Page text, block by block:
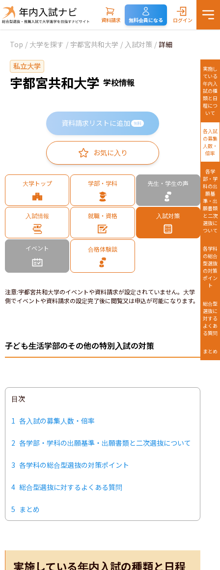
資料請求 無料会員になる ログイン
Top / 大学を探す / 宇都宮共和大学 / 入試対策 / 詳細
私立大学
宇都宮共和大学 学校情報
資料請求リストに追加 無料
お気に入り
大学トップ 学部・学科 先生・学生の声
入試情報 就職・資格 入試対策
イベント 合格体験談
注意:宇都宮共和大学のイベントや資料請求が設定されていません。大学
側でイベントや資料請求の設定完了後に閲覧又は申込が可能になります。
子ども生活学部のその他の特別入試の対策
目次
1 各入試の募集人数・倍率
2 各学部・学科の出願基準・出願書類と二次選抜について
3 各学科の総合型選抜の対策ポイント
4 総合型選抜に対するよくある質問
5 まとめ
実施している年内入試の種類と日程
実施し
ている
年内入
試の種
類と日
程につ
いて
各入試
の募集
人数・
倍率
各学
部・学
科の出
願基
準・出
願書類
と二次
選抜に
ついて
各学科
の総合
型選抜
の対策
ポイン
ト
総合型
選抜に
対する
よくあ
る質問
まとめ